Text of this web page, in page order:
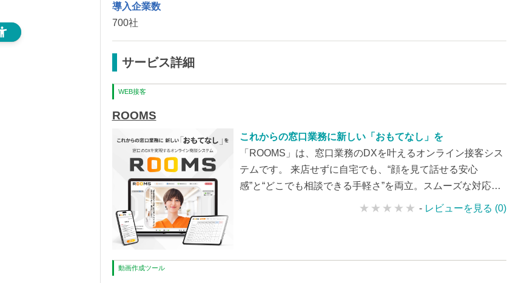
導入企業数
700社
サービス詳細
WEB接客
ROOMS
これからの窓口業務に新しい「おもてなし」を
「ROOMS」は、窓口業務のDXを叶えるオンライン接客シス
テムです。 来店せずに自宅でも、“顔を見て話せる安心
感”と“どこでも相談できる手軽さ”を両立。スムーズな対応と
高い顧客満足を実現します。
- レビューを見る (0)
動画作成ツール